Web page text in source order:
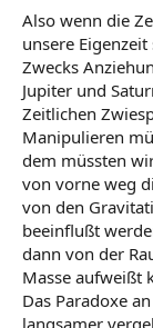
Also wenn die
unsere
Zwecks
Jupiter und
Zeitlichen
Manipulieren
dem müssten
von vorne weg
von den
beeinflußt
dann von der
Masse aufweißt
Das Paradoxe
langsamer